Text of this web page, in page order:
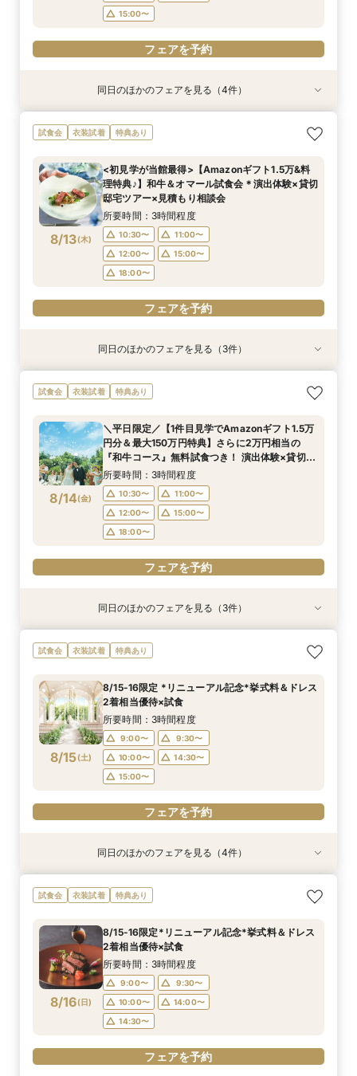
15:00〜
フェアを予約
特典あり
8/11(火)
【料理重視の方へ◎】和牛&オマール試食*料理
特典付*2.5h相談会
9:30〜
10:00〜
14:30〜
15:00〜
フェアを予約
特典あり
8/11(火)
【10～30名*少人数検討の方へ】貸切邸宅で叶え
るアットホームW×豪華試食
9:00〜
9:30〜
10:00〜
13:00〜
13:30〜
フェアを予約
特典あり
8/11(火)
【マイナビBIG限定フェア】《初見学におすすめ
◎》イメージが膨らむ*花嫁ALL体験&絶品試食
9:00〜
9:30〜
10:00〜
14:30〜
15:00〜
フェアを予約
特典あり
8/11(火)
ご予算重視の方へ◆シンプル婚＆パパママ婚◆お
見積徹底サポート
9:00〜
9:30〜
10:00〜
13:00〜
フェアを予約
同日のほかのフェアを見る（4件）
試食会 衣装試着 特典あり
8/13(木)
<初見学が当館最得>【Amazonギフト1.5万&料
理特典♪】和牛＆オマール試食会＊演出体験×貸切
邸宅ツアー×見積もり相談会
所要時間：3時間程度
10:30〜
11:00〜
12:00〜
15:00〜
18:00〜
フェアを予約
衣装試着 特典あり
8/13(木)
＜初めての式場見学＞心躍る花嫁の第一歩♪ゆっ
たり相談＆見学会
10:30〜
11:00〜
12:00〜
15:00〜
18:00〜
フェアを予約
特典あり
8/13(木)
<30名までの少人数Wに◎>貸切邸宅で叶えるカ
ジュアル婚×試食会
10:30〜
11:00〜
12:00〜
15:00〜
18:00〜
フェアを予約
8/13(木)
直前予約OK◆クイック相談会◆90分でParty見
学＆見積り&会場比較
10:30〜
11:00〜
15:00〜
16:00〜
フェアを予約
同日のほかのフェアを見る（3件）
試食会 衣装試着 特典あり
8/14(金)
＼平日限定／【1件目見学でAmazonギフト1.5万
円分＆最大150万円特典】さらに2万円相当の
『和牛コース』無料試食つき！ 演出体験×貸切邸
宅ツアー×見積もり相談会
所要時間：3時間程度
10:30〜
11:00〜
12:00〜
15:00〜
18:00〜
フェアを予約
衣装試着 特典あり
8/14(金
＜初めての式場見学＞心躍る花嫁の第一歩♪ゆっ
たり相談＆見学会
10:30〜
11:00〜
12:00〜
15:00〜
18:00〜
フェアを予約
特典あり
8/14(金
<30名までの少人数Wに◎>貸切邸宅で叶えるカ
ジュアル婚×試食会
10:30〜
11:00〜
12:00〜
15:00〜
18:00〜
フェアを予約
8/14(金
直前予約OK◆クイック相談会◆90分でParty見
学＆見積り&会場比較
10:30〜
11:00〜
15:00〜
16:00〜
フェアを予約
同日のほかのフェアを見る（3件）
試食会 衣装試着 特典あり
8/15(土)
8/15-16限定 *リニューアル記念*挙式料＆ドレス
2着相当優待×試食
所要時間：3時間程度
9:00〜
9:30〜
10:00〜
14:30〜
15:00〜
フェアを予約
特典あり
8/15(土)
【料理重視の方へ◎】和牛&オマール試食*料理
特典付*2.5h相談会
9:30〜
10:00〜
14:30〜
15:00〜
フェアを予約
特典あり
8/15(土)
【10～30名*少人数検討の方へ】貸切邸宅で叶え
るアットホームW×豪華試食
9:00〜
9:30〜
10:00〜
13:00〜
13:30〜
フェアを予約
特典あり
8/15(土)
【マイナビBIG限定フェア】《初見学におすすめ
◎》イメージが膨らむ*花嫁ALL体験&絶品試食
9:00〜
9:30〜
10:00〜
14:30〜
15:00〜
フェアを予約
特典あり
8/15(土)
ご予算重視の方へ◆シンプル婚＆パパママ婚◆お
見積徹底サポート
9:00〜
9:30〜
10:00〜
13:00〜
フェアを予約
同日のほかのフェアを見る（4件）
試食会 衣装試着 特典あり
8/16(日)
8/15-16限定*リニューアル記念*挙式料＆ドレス
2着相当優待×試食
所要時間：3時間程度
9:00〜
9:30〜
10:00〜
14:00〜
14:30〜
フェアを予約